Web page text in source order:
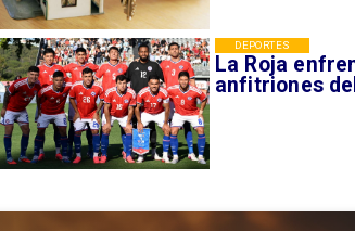
La Roja
anfitriones
DEPORTES